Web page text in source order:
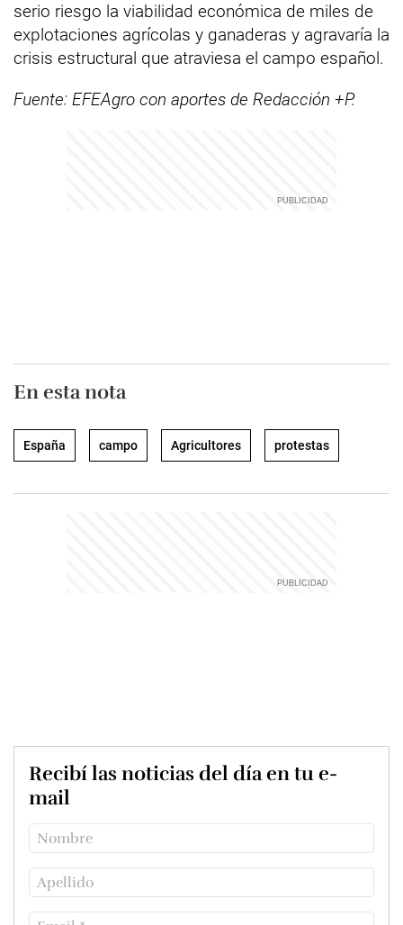
serio riesgo la viabilidad económica de miles de
explotaciones agrícolas y ganaderas y agravaría la
crisis estructural que atraviesa el campo español.
Fuente: EFEAgro con aportes de Redacción +P.
En esta nota
España campo Agricultores protestas
Recibí las noticias del día en tu e-
mail